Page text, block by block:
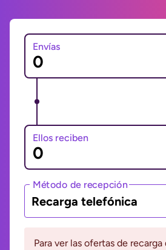
Envías
Ellos reciben
Método de recepción
Recarga telefónica
Para ver las ofertas de